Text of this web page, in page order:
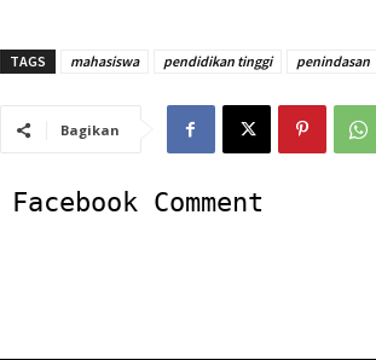
TAGS mahasiswa pendidikan tinggi penindasan
Bagikan
Facebook Comment